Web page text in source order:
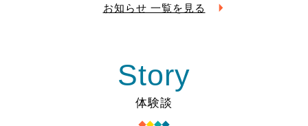
お知らせ 一覧を見る
Story
体験談